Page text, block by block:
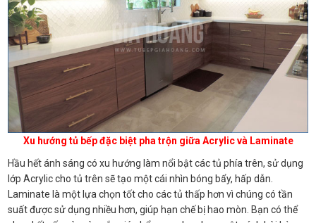
Xu hướng tủ bếp đặc biệt pha trộn giữa Acrylic và Laminate
Hầu hết ánh sáng có xu hướng làm nổi bật các tủ phía trên, sử dụng
lớp Acrylic cho tủ trên sẽ tạo một cái nhìn bóng bẩy, hấp dẫn.
Laminate là một lựa chọn tốt cho các tủ thấp hơn vì chúng có tần
suất được sử dụng nhiều hơn, giúp hạn chế bị hao mòn. Bạn có thể